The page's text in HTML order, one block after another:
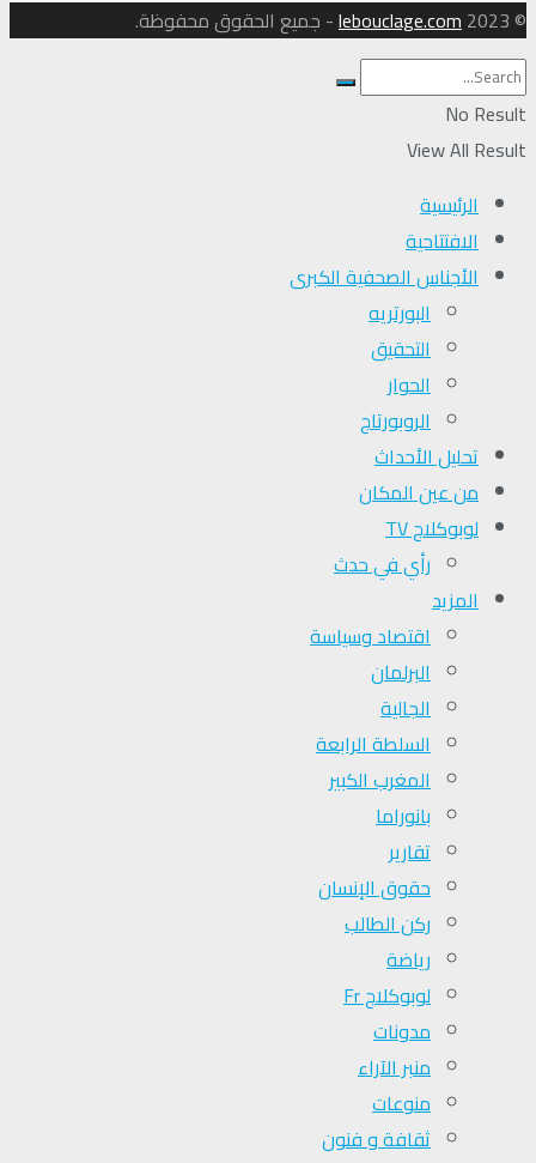
© 2023
lebouclage.com- جميع الحقوق محفوظة.
No Result
View All Result
الرئيسية
الافتتاحية
الأجناس الصحفية الكبرى
البورتريه
التحقیق
الحوار
الروبورتاج
تحلیل الأحداث
من عين المكان
لوبوكلاج TV
رأي في حدث
المزيد
اقتصاد وسياسة
البرلمان
الجالية
السلطة الرابعة
المغرب الكبير
بانوراما
تقارير
حقوق الإنسان
ركن الطالب
رياضة
لوبوكلاج Fr
مدونات
منبر الآراء
منوعات
ثقافة و فنون